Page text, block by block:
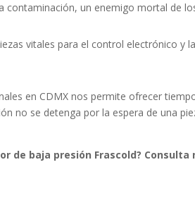
contaminación, un enemigo mortal de
vitales para el control electrónico y
en CDMX nos permite ofrecer
no se detenga por la espera de una
de baja presión Frascold? Consulta